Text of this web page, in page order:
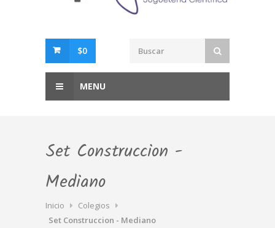
$0
MENU
Set Construccion -
Mediano
Inicio
Colegios
Set Construccion - Mediano